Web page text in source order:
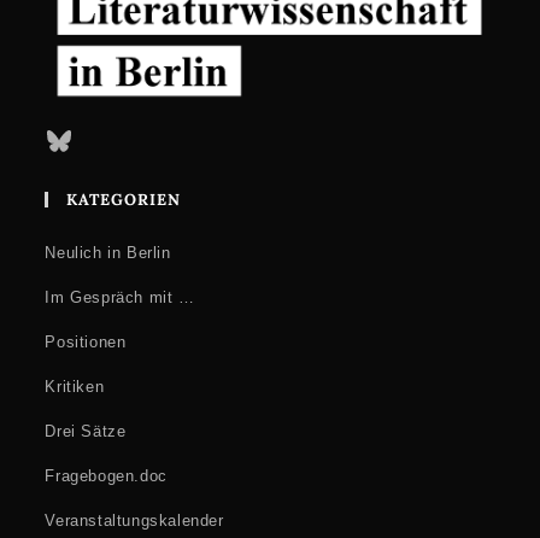
Bluesky
KATEGORIEN
Neulich in Berlin
Im Gespräch mit …
Positionen
Kritiken
Drei Sätze
Fragebogen.doc
Veranstaltungskalender